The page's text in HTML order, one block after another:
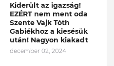
Kiderült az igazság!
EZÉRT nem ment oda
Szente Vajk Tóth
Gabiékhoz a kiesésük
után! Nagyon kiakadt
december 02, 2024